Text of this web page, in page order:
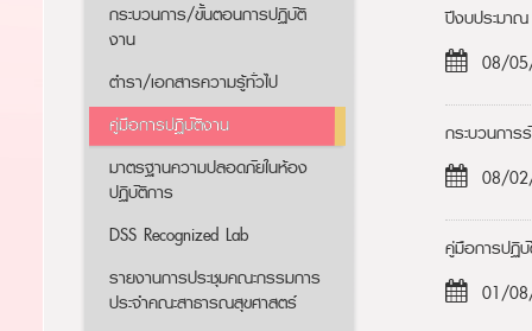
กระบวนการ/ขั้นตอนการปฏิบัติ
งาน
ตำรา/เอกสารความรู้ทั่วไป
คู่มือการปฏิบัติงาน
มาตรฐานความปลอดภัยในห้อง
ปฏิบัติการ
DSS Recognized Lab
รายงานการประชุมคณะกรรมการ
ประจำคณะสาธารณสุขศาสตร์
ปีงบประมา
08/
กระบวนกา
08/
คู่มือการปฏิ
01/